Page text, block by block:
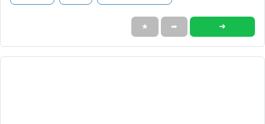
★ ➦ ➜